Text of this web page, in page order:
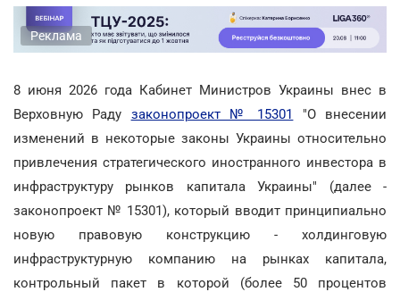
Реклама
8 июня 2026 года Кабинет Министров Украины внес в
Верховную Раду законопроект № 15301
"О внесении
изменений в некоторые законы Украины относительно
привлечения стратегического иностранного инвестора в
инфраструктуру рынков капитала Украины" (далее -
законопроект № 15301), который вводит принципиально
новую правовую конструкцию - холдинговую
инфраструктурную компанию на рынках капитала,
контрольный пакет в которой (более 50 процентов